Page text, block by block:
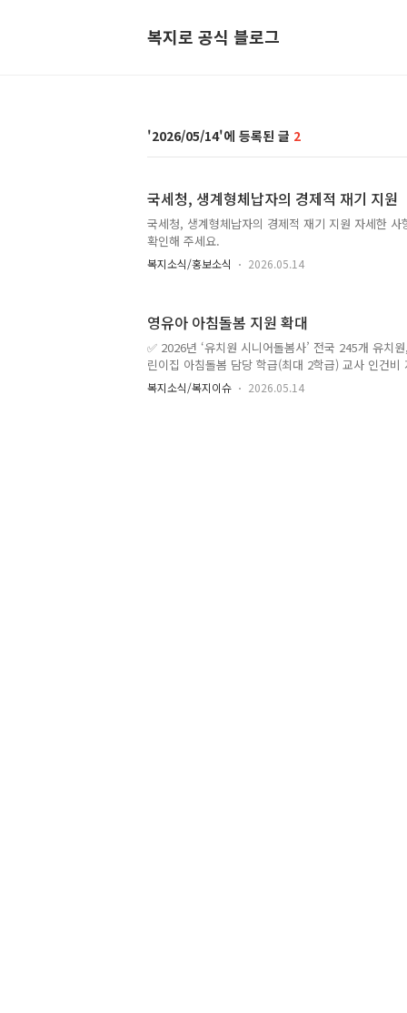
복지로 공식 블로그
2026/05/14 2
국세청, 생계형체납자의 경제적 재기 지원
국세청, 생계형체납자의 경제적 재기 지원 자세한 사
확인해 주세요.
복지소식/홍보소식 2026.05.14
영유아 아침돌봄 지원 확대
✅ 2026년 ‘유치원 시니어돌봄사’ 전국 245개 유치
린이집 아침돌봄 담당 학급(최대 2학급) 교사 인건
101-3. 교육격차 해소를 위한 공교육 강화-정부책임
교진)는 유치원과 어린이집을 이용하는 가정의 출근
고려하여 유치원에는 돌봄 인력을, 어린이집에는 담
써 기존 돌봄의 사각지대를 보완하고 학부모가 자녀
복지소식/복지이슈 2026.05.14